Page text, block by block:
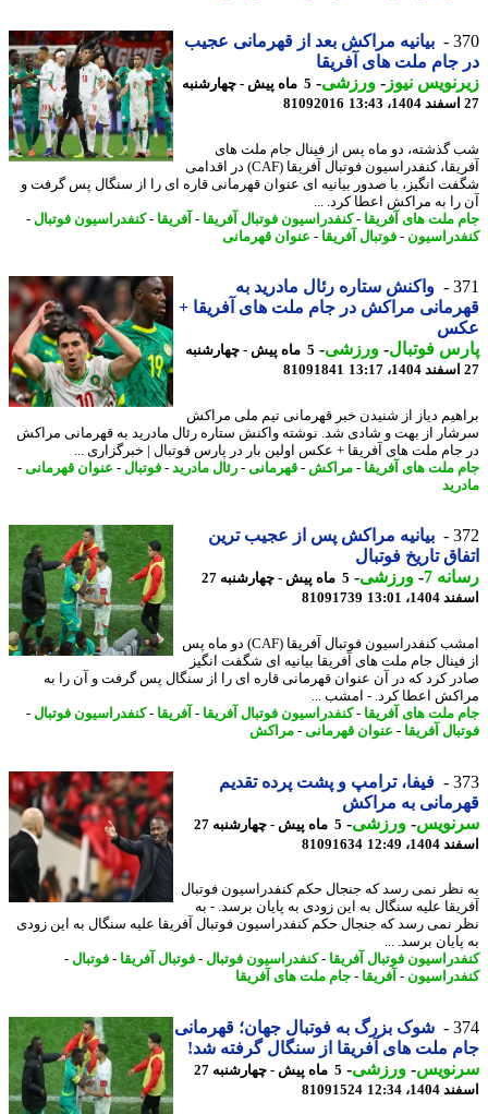
بیانیه مراکش بعد از قهرمانی عجیب
جام ملت های آفریقا
نیوز-ورزشی-
5 ماه پیش - چهارشنبه
81092016
دو ماه پس از فینال جام ملت های
آفریقا، کنفدراسیون فوتبال آفریقا (CAF) در اقدامی
انگیز، با صدور بیانیه ای عنوان قهرمانی قاره ای را از سنگال پس گرفت و
به مراکش اعطا کرد. ...
ملت های آفریقا- کنفدراسیون فوتبال آفریقا- آفریقا- کنفدراسیون فوتبال-
-فوتبال آفریقا- عنوان قهرمانی
واکنش ستاره رئال مادرید به
مراکش در جام ملت های آفریقا +
فوتبال-ورزشی-
5 ماه پیش - چهارشنبه
81091841
دیاز از شنیدن خبر قهرمانی تیم ملی مراکش
از بهت و شادی شد. نوشته واکنش ستاره رئال مادرید به قهرمانی مراکش
ملت های آفریقا + عکس اولین بار در پارس فوتبال | خبرگزاری ...
ملت های آفریقا- مراکش -قهرمانی-رئال مادرید- فوتبال-عنوان قهرمانی-
بیانیه مراکش پس از عجیب ترین
تاریخ فوتبال
7
-ورزشی-
5 ماه پیش - چهارشنبه 27
13:01
81091739
امشب کنفدراسیون فوتبال آفریقا (CAF) دو ماه پس
جام ملت های آفریقا بیانیه ای شگفت انگیز
کرد که در آن عنوان قهرمانی قاره ای را از سنگال پس گرفت و آن را به
اعطا کرد. - امشب ...
ملت های آفریقا- کنفدراسیون فوتبال آفریقا- آفریقا- کنفدراسیون فوتبال-
آفریقا- عنوان قهرمانی-مراکش
فیفا، ترامپ و پشت پرده تقدیم
به مراکش
-ورزشی-
5 ماه پیش - چهارشنبه 27
12:49
81091634
نمی رسد که جنجال حکم کنفدراسیون فوتبال
علیه سنگال به این زودی به پایان برسد. - به
نمی رسد که جنجال حکم کنفدراسیون فوتبال آفریقا علیه سنگال به این زودی
برسد. ...
فوتبال آفریقا- کنفدراسیون فوتبال-فوتبال آفریقا- فوتبال-
-آفریقا- جام ملت های آفریقا
شوک بزرگ به فوتبال جهان؛ قهرمانی
ملت های آفریقا از سنگال گرفته شد!
-ورزشی-
5 ماه پیش - چهارشنبه 27
12:34
81091524